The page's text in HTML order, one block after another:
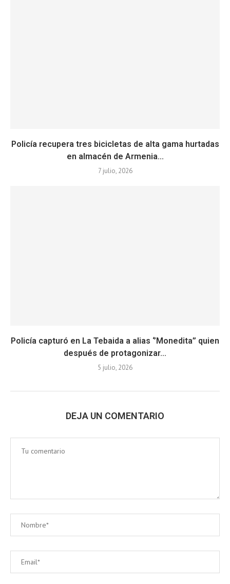
Policía recupera tres bicicletas de alta gama hurtadas
en almacén de Armenia...
7 julio, 2026
Policía capturó en La Tebaida a alias ‘’Monedita’’ quien
después de protagonizar...
5 julio, 2026
DEJA UN COMENTARIO